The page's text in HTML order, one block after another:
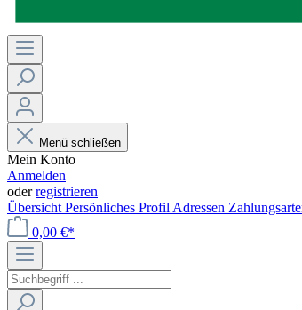
Menü schließen
Mein Konto
Anmelden
oderregistrieren
Übersicht Persönliches Profil Adressen
0,00 €*